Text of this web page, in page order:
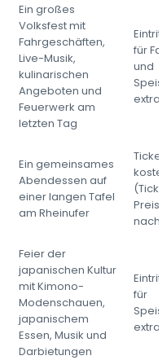
Ein großes
Volksfest mit
Fahrgeschäften,
Live-Musik,
kulinarischen
Angeboten und
Feuerwerk am
letzten Tag
für
und
extra
Ein gemeinsames
Abendessen auf
einer langen Tafel
am Rheinufer
nach
Feier der
japanischen Kultur
mit Kimono-
Modenschauen,
japanischem
Essen, Musik und
Darbietungen
für
extra